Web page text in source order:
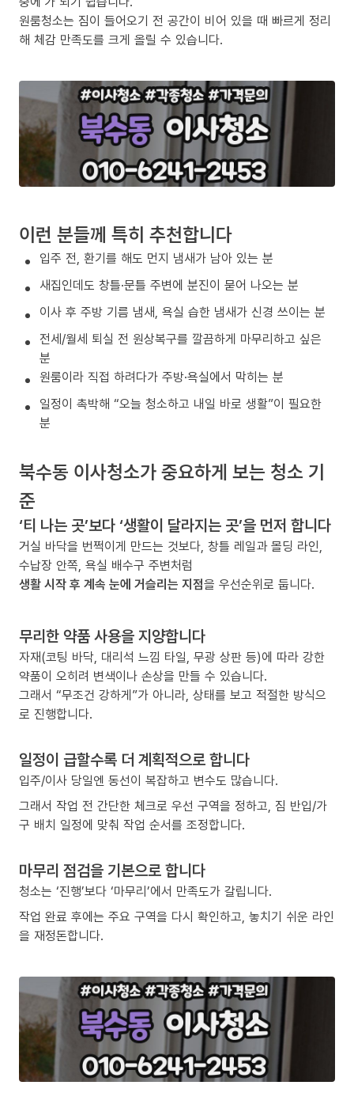
원룸청소는 짐이 들어오기 전 공간이 비어 있을 때 빠르게 정리
해 체감 만족도를 크게 올릴 수 있습니다.
이런 분들께 특히 추천합니다
입주 전, 환기를 해도 먼지 냄새가 남아 있는 분
새집인데도 창틀·문틀 주변에 분진이 묻어 나오는 분
이사 후 주방 기름 냄새, 욕실 습한 냄새가 신경 쓰이는 분
전세/월세 퇴실 전 원상복구를 깔끔하게 마무리하고 싶은
분
원룸이라 직접 하려다가 주방·욕실에서 막히는 분
일정이 촉박해 “오늘 청소하고 내일 바로 생활”이 필요한
분
북수동 이사청소가 중요하게 보는 청소 기
준
‘티 나는 곳’보다 ‘생활이 달라지는 곳’을 먼저 합니다
거실 바닥을 번쩍이게 만드는 것보다, 창틀 레일과 몰딩 라인,
수납장 안쪽, 욕실 배수구 주변처럼
생활 시작 후 계속 눈에 거슬리는 지점을 우선순위로 둡니다.
무리한 약품 사용을 지양합니다
자재(코팅 바닥, 대리석 느낌 타일, 무광 상판 등)에 따라 강한
약품이 오히려 변색이나 손상을 만들 수 있습니다.
그래서 “무조건 강하게”가 아니라, 상태를 보고 적절한 방식으
로 진행합니다.
일정이 급할수록 더 계획적으로 합니다
입주/이사 당일엔 동선이 복잡하고 변수도 많습니다.
그래서 작업 전 간단한 체크로 우선 구역을 정하고, 짐 반입/가
구 배치 일정에 맞춰 작업 순서를 조정합니다.
마무리 점검을 기본으로 합니다
청소는 ‘진행’보다 ‘마무리’에서 만족도가 갈립니다.
작업 완료 후에는 주요 구역을 다시 확인하고, 놓치기 쉬운 라인
을 재정돈합니다.